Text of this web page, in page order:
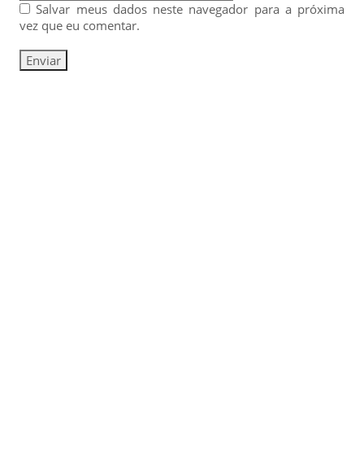
Salvar meus dados neste navegador para a próxima
vez que eu comentar.